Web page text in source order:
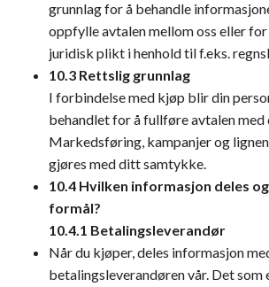
grunnlag for å behandle
oppfylle avtalen mellom oss eller for
juridisk plikt i henhold til f.eks.
10.3 Rettslig grunnlag
I forbindelse med kjøp blir din
behandlet for å fullføre avtalen med
Markedsføring, kampanjer og
gjøres med ditt samtykke.
10.4 Hvilken informasjon deles
formål?
10.4.1 Betalingsleverandør
Når du kjøper, deles informasjon
betalingsleverandøren vår. Det som